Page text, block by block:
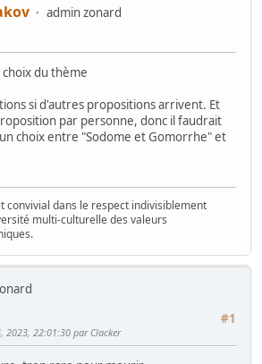
admin zonard
du thème
si d'autres propositions arrivent. Et
par personne, donc il faudrait
choix entre "Sodome et Gomorrhe" et
convivial dans le respect indivisiblement
multi-culturelle des valeurs
#1
2023, 22:01:30 par Clacker